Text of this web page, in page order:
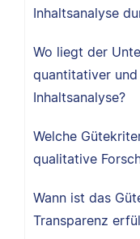
Inhaltsanalyse
Wo liegt der
quantitativer
Inhaltsanalyse?
Welche
qualitative
Wann ist das
Transparenz